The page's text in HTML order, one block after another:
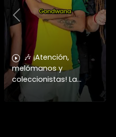
🎶 ¡Atención,
melómanos y
coleccionistas! La
cultura del formato
físico se apodera del
Previous